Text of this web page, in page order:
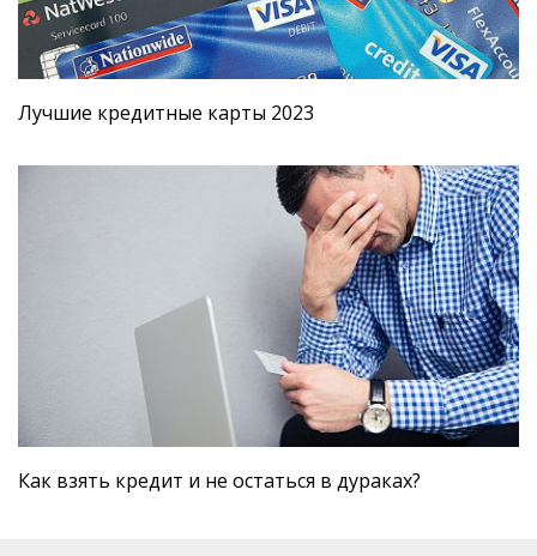
Лучшие кредитные карты 2023
​Как взять кредит и не остаться в дураках?